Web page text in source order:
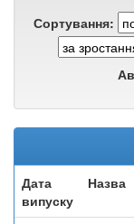
Сортування:
Дата
випуску
Назва